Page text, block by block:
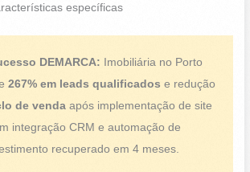
específicas
DEMARCA: Imobiliária no Porto
267% em leads qualificados e redução
de venda após implementação de site
integração CRM e automação de
recuperado em 4 meses.